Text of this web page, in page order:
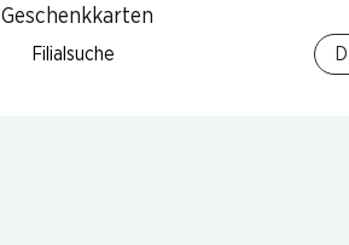
Geschenkkarten
Filialsuche